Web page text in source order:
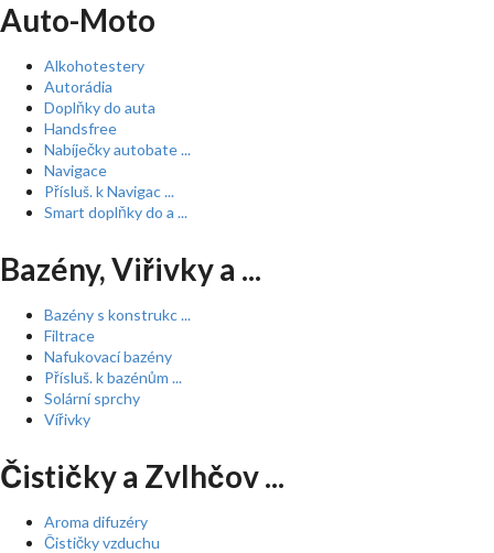
Auto-Moto
Alkohotestery
Autorádia
Doplňky do auta
Handsfree
Nabíječky autobate ...
Navigace
Přísluš. k Navigac ...
Smart doplňky do a ...
Bazény, Viřivky a ...
Bazény s konstrukc ...
Filtrace
Nafukovací bazény
Přísluš. k bazénům ...
Solární sprchy
Vířivky
Čističky a Zvlhčov ...
Aroma difuzéry
Čističky vzduchu